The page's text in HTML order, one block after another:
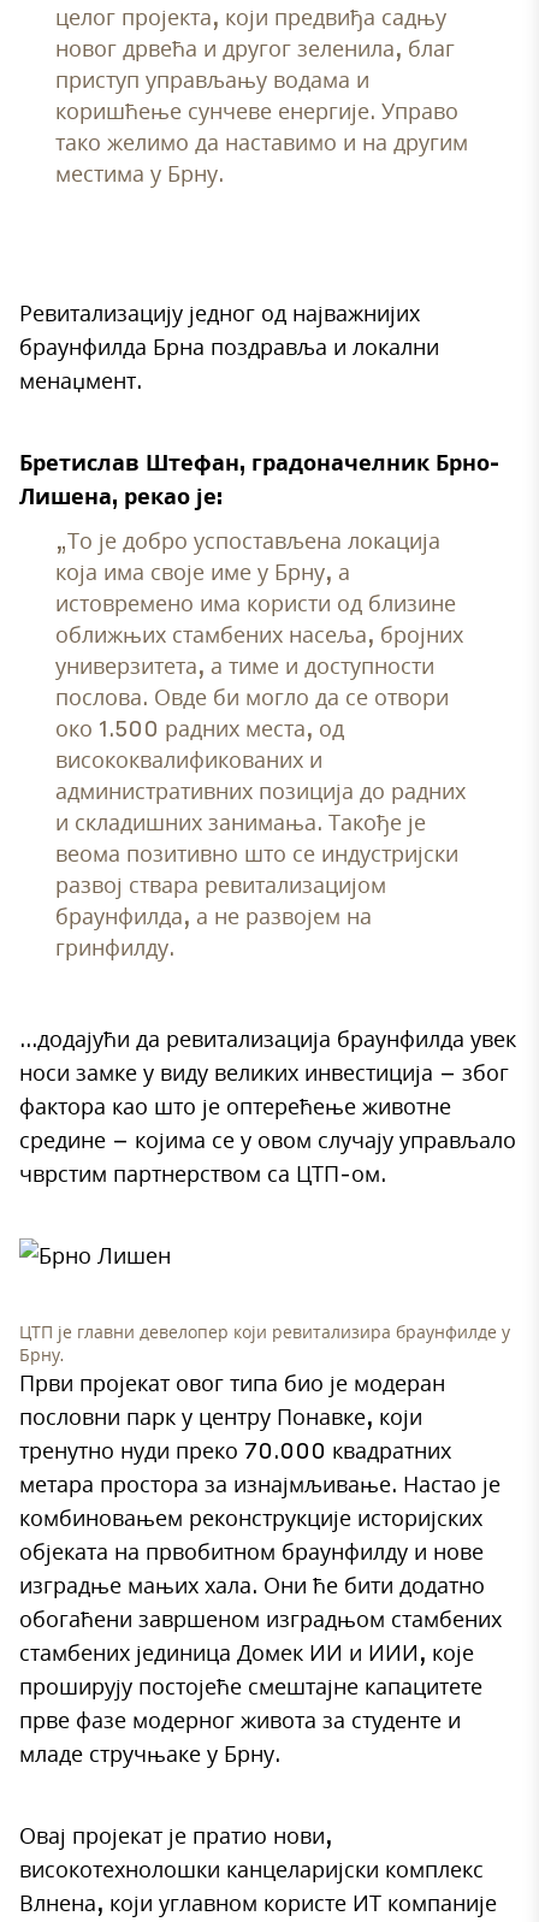
целог пројекта, који предвиђа садњу
новог дрвећа и другог зеленила, благ
приступ управљању водама и
коришћење сунчеве енергије. Управо
тако желимо да наставимо и на другим
местима у Брну.
Ревитализацију једног од најважнијих
браунфилда Брна поздравља и локални
менаџмент.
Бретислав Штефан, градоначелник Брно-
Лишена, рекао је:
„То је добро успостављена локација
која има своје име у Брну, а
истовремено има користи од близине
оближњих стамбених насеља, бројних
универзитета, а тиме и доступности
послова. Овде би могло да се отвори
око 1.500 радних места, од
висококвалификованих и
административних позиција до радних
и складишних занимања. Такође је
веома позитивно што се индустријски
развој ствара ревитализацијом
браунфилда, а не развојем на
гринфилду.
…додајући да ревитализација браунфилда увек
носи замке у виду великих инвестиција – због
фактора као што је оптерећење животне
средине – којима се у овом случају управљало
чврстим партнерством са ЦТП-ом.
ЦТП је главни девелопер који ревитализира браунфилде у
Брну.
Први пројекат овог типа био је модеран
пословни парк у центру Понавке, који
тренутно нуди преко 70.000 квадратних
метара простора за изнајмљивање. Настао је
комбиновањем реконструкције историјских
објеката на првобитном браунфилду и нове
изградње мањих хала. Они ће бити додатно
обогаћени завршеном изградњом стамбених
стамбених јединица Домек ИИ и ИИИ, које
проширују постојеће смештајне капацитете
прве фазе модерног живота за студенте и
младе стручњаке у Брну.
Овај пројекат је пратио нови,
високотехнолошки канцеларијски комплекс
Влнена, који углавном користе ИТ компаније